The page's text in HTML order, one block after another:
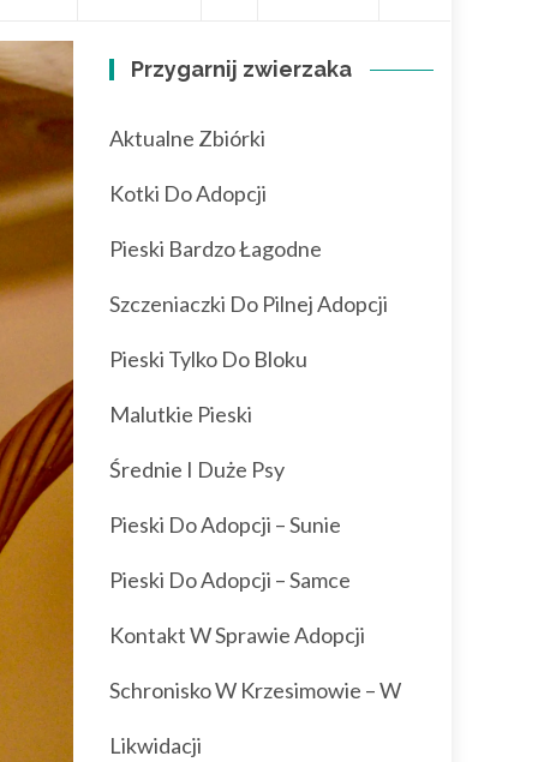
Przygarnij zwierzaka
Aktualne Zbiórki
Kotki Do Adopcji
Pieski Bardzo Łagodne
Szczeniaczki Do Pilnej Adopcji
Pieski Tylko Do Bloku
Malutkie Pieski
Średnie I Duże Psy
Pieski Do Adopcji – Sunie
Pieski Do Adopcji – Samce
Kontakt W Sprawie Adopcji
Schronisko W Krzesimowie – W
Likwidacji